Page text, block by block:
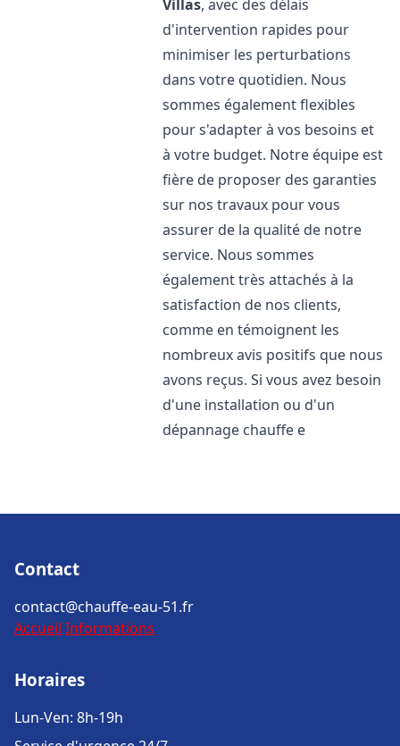
Villas, avec des délais
d'intervention rapides pour
minimiser les perturbations
dans votre quotidien. Nous
sommes également flexibles
pour s'adapter à vos besoins et
à votre budget. Notre équipe est
fière de proposer des garanties
sur nos travaux pour vous
assurer de la qualité de notre
service. Nous sommes
également très attachés à la
satisfaction de nos clients,
comme en témoignent les
nombreux avis positifs que nous
avons reçus. Si vous avez besoin
d'une installation ou d'un
dépannage chauffe e
Contact
contact@chauffe-eau-51.fr
Accueil Informations
Horaires
Lun-Ven: 8h-19h